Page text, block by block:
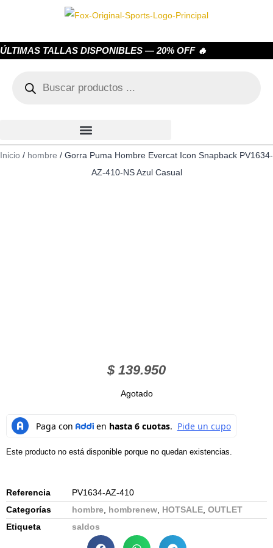
ÚLTIMAS TALLAS DISPONIBLES — 20% OFF 🔥
Inicio / hombre / Gorra Puma Hombre Evercat Icon Snapback PV1634-
AZ-410-NS Azul Casual
$139.950
Agotado
Este producto no está disponible porque no quedan existencias.
Referencia
PV1634-AZ-410
Categorías
hombre, hombrenew, HOTSALE, OUTLET
Etiqueta
saldos